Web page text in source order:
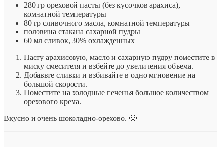
280 гр ореховой пасты (без кусочков арахиса),
комнатной температуры
80 гр сливочного масла, комнатной температуры
половина стакана сахарной пудры
60 мл сливок, 30% охлажденных
Пасту арахисовую, масло и сахарную пудру поместите в
миску смесителя и взбейте до увеличения объема.
Добавьте сливки и взбивайте в одно мгновение на
большой скорости.
Поместите на холодные печенья большое количеством
орехового крема.
Вкусно и очень шоколадно-орехово. 🙂